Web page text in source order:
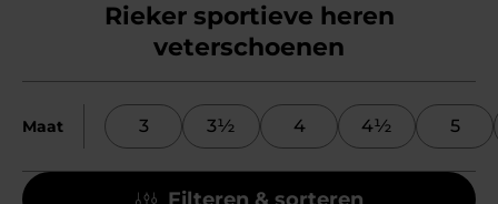
Rieker sportieve heren
veterschoenen
Maat 3 3½ 4 4½ 5